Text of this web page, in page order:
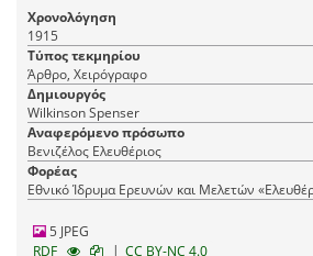
Χρονολόγηση
1915
Τύπος τεκμηρίου
Άρθρο, Χειρόγραφο
Δημιουργός
Wilkinson Spenser
Αναφερόμενο πρόσωπο
Βενιζέλος Ελευθέριος
Φορέας
Εθνικό Ίδρυμα Ερευνών και Μελετών
5 JPEG
RDF
| CC BY-NC 4.0